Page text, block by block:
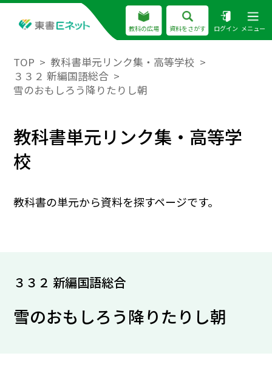
教科の広場 資料をさがす ログイン メニュー
TOP
教科書単元リンク集・高等学校
３３２ 新編国語総合
雪のおもしろう降りたりし朝
教科書単元リンク集・高等学
校
教科書の単元から資料を探すページです。
３３２ 新編国語総合
雪のおもしろう降りたりし朝